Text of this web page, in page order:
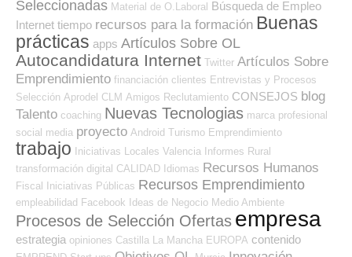
Seleccionadas Material de O.Laboral Búsqueda de Empleo
Internet tiempo recursos para la formación Buenas
prácticas apps Artículos Sobre OL
Autocandidatura Internet Twitter Artículos Sobre
Emprendimiento financiación clientes Entrevistas y Procesos
Selección Aprodel CLM Amigos Reclutamiento CONSEJOS blog
Talento coaching Nuevas Tecnologias marca profesional
social media proyecto Android Turismo Emprendimiento
trabajo Iniciativas Locales Valencia Informes Rural
transformación digital CALIDAD Idiomas Recursos Humanos
Fiscal Iniciativas Públicas Recursos Emprendimiento
empleabilidad Facebook Ideas de Negocio Medio Ambiente
Procesos de Selección Ofertas empresa
estrategia opiniones Castilla La Mancha EUROPA contenido